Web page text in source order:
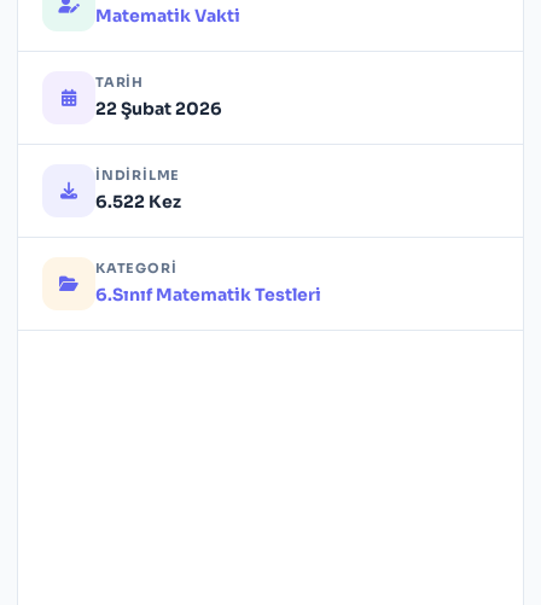
Matematik Vakti
TARIH
22 Şubat 2026
İNDIRILME
6.522 Kez
KATEGORI
6.Sınıf Matematik Testleri